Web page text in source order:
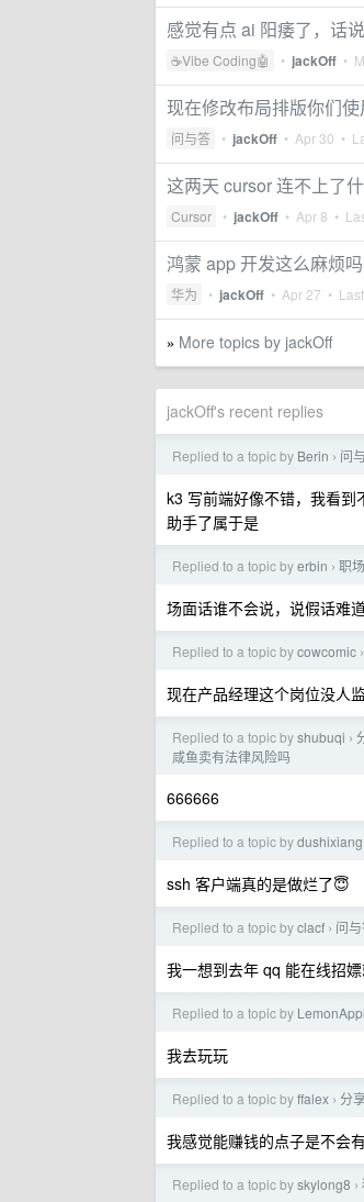
感觉有点 ai 阳痿了，话
☕Vibe Coding🤖 • jackOff •
现在修改布局排版你们
问与答 • jackOff • Apr 30 •
这两天 cursor 连不上了
Cursor • jackOff • Apr 8 •
鸿蒙 app 开发这么麻烦吗
华为 • jackOff • Apr 27 •
» More topics by jackOff
jackOff's recent replies
Replied to a topic by Berin › 问
k3 写前端好像不错，我看
助手了属于是
Replied to a topic byerbin › 职
场面话谁不会说，说假话难
Replied to a topic bycowcomic ›
现在产品经理这个岗位没人
Replied to a topic byshubuqi ›
咸鱼卖有法律风险吗
666666
Replied to a topic bydushixiang
ssh 客户端真的是做烂了😇
Replied to a topic byclacf › 问
我一想到去年 qq 能在线招
Replied to a topic by
我去玩玩
Replied to a topic byffalex › 分
我感觉能赚钱的点子是不会
Replied to a topic byskylong8 ›